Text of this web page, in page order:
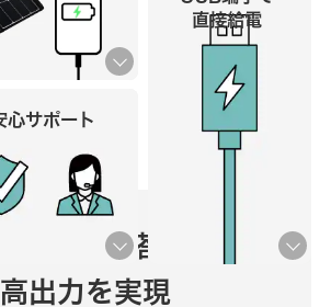
直接給電
心サポート
パネルの搭載により、
高出力を実現